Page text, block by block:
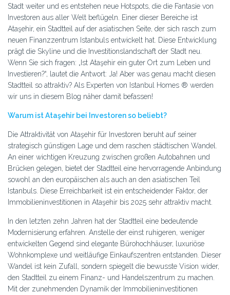
Stadt weiter und es entstehen neue Hotspots, die die Fantasie von
Investoren aus aller Welt beflügeln. Einer dieser Bereiche ist
Ataşehir, ein Stadtteil auf der asiatischen Seite, der sich rasch zum
neuen Finanzzentrum Istanbuls entwickelt hat. Diese Entwicklung
prägt die Skyline und die Investitionslandschaft der Stadt neu.
Wenn Sie sich fragen: „Ist Ataşehir ein guter Ort zum Leben und
Investieren?“, lautet die Antwort: Ja! Aber was genau macht diesen
Stadtteil so attraktiv? Als Experten von Istanbul Homes ® werden
wir uns in diesem Blog näher damit befassen!
Warum ist Ataşehir bei Investoren so beliebt?
Die Attraktivität von Ataşehir für Investoren beruht auf seiner
strategisch günstigen Lage und dem raschen städtischen Wandel.
An einer wichtigen Kreuzung zwischen großen Autobahnen und
Brücken gelegen, bietet der Stadtteil eine hervorragende Anbindung
sowohl an den europäischen als auch an den asiatischen Teil
Istanbuls. Diese Erreichbarkeit ist ein entscheidender Faktor, der
Immobilieninvestitionen in Ataşehir bis 2025 sehr attraktiv macht.
In den letzten zehn Jahren hat der Stadtteil eine bedeutende
Modernisierung erfahren. Anstelle der einst ruhigeren, weniger
entwickelten Gegend sind elegante Bürohochhäuser, luxuriöse
Wohnkomplexe und weitläufige Einkaufszentren entstanden. Dieser
Wandel ist kein Zufall, sondern spiegelt die bewusste Vision wider,
den Stadtteil zu einem Finanz- und Handelszentrum zu machen.
Mit der zunehmenden Dynamik der Immobilieninvestitionen